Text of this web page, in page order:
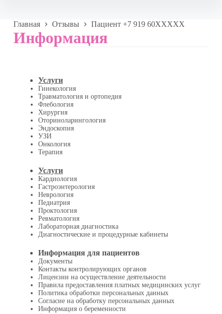
Главная Отзывы Пациент +7 919 60XXXXX
Информация
Услуги
Гинекология
Травматология и ортопедия
Флебология
Хирургия
Оториноларингология
Эндоскопия
УЗИ
Онкология
Терапия
Услуги
Кардиология
Гастроэнтерология
Неврология
Педиатрия
Проктология
Ревматология
Лабораторная диагностика
Диагностические и процедурные кабинеты
Информация для пациентов
Документы
Контакты контролирующих органов
Лицензии на осуществление деятельности
Правила предоставления платных медицинских услуг
Политика обработки персональных данных
Согласие на обработку персональных данных
Информация о беременности